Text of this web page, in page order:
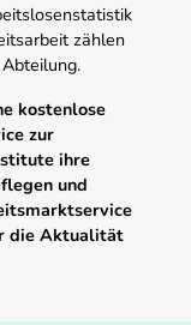
zählen
kostenlose
zur
ihre
und
die Aktualität